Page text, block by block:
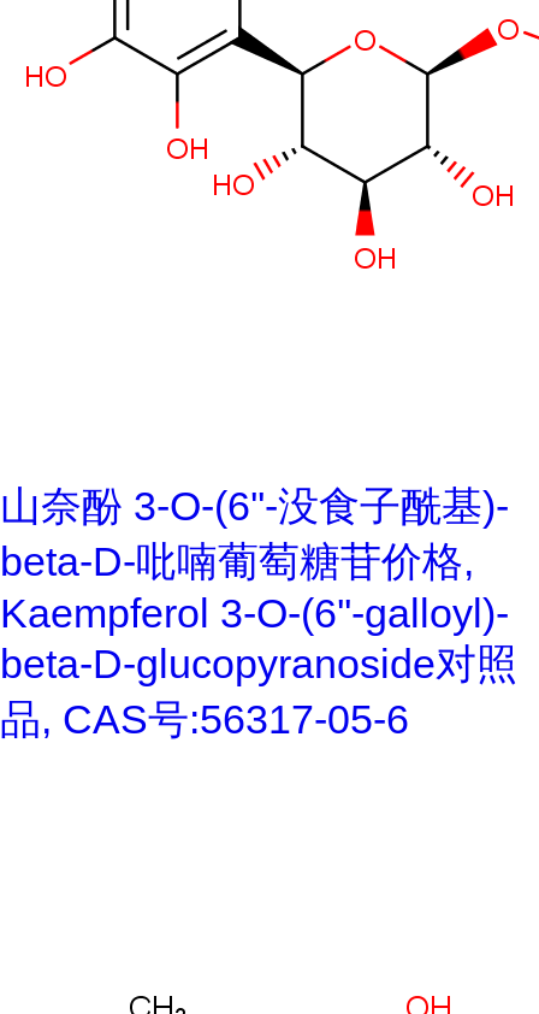
山奈酚 3-O-(6''-没食子酰基)-
beta-D-吡喃葡萄糖苷价格,
Kaempferol 3-O-(6''-galloyl)-
beta-D-glucopyranoside对照
品, CAS号:56317-05-6